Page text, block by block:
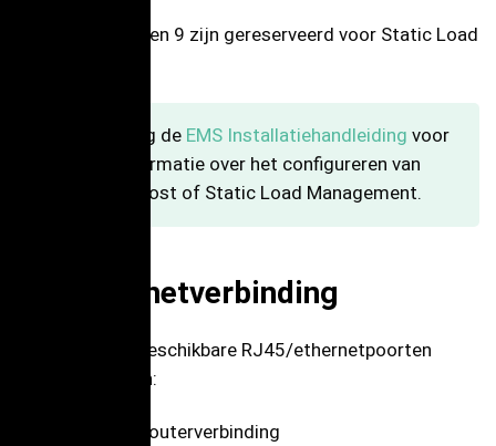
De posities 0, 8 en 9 zijn gereserveerd voor Static Load
Raadpleeg de EMS Installatiehandleiding voor
meer informatie over het configureren van
Power Boost of Static Load Management.
10. Ethernetverbinding
Er kunnen drie beschikbare RJ45/ethernetpoorten
gebruikt worden:
1 x 3G/4G-routerverbinding